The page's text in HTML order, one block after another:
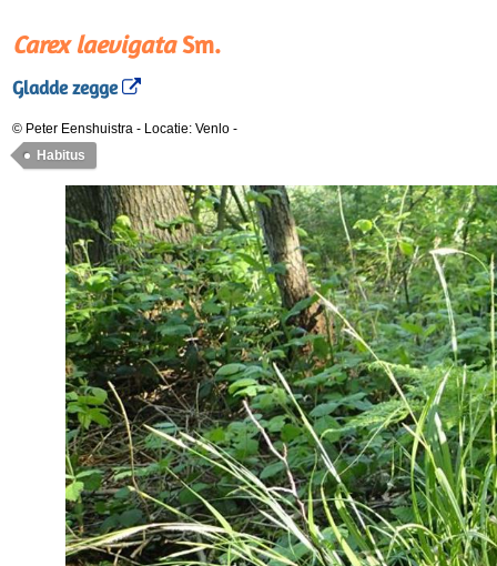
Carex laevigataSm.
Gladde zegge
© Peter Eenshuistra - Locatie: Venlo -
Habitus